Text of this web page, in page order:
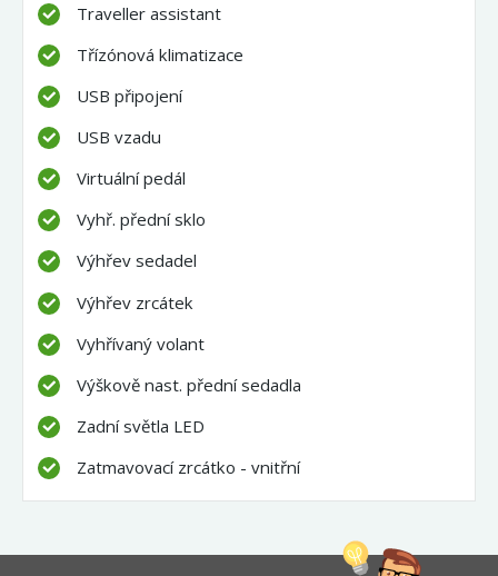
Traveller assistant
Třízónová klimatizace
USB připojení
USB vzadu
Virtuální pedál
Vyhř. přední sklo
Výhřev sedadel
Výhřev zrcátek
Vyhřívaný volant
Výškově nast. přední sedadla
Zadní světla LED
Zatmavovací zrcátko - vnitřní